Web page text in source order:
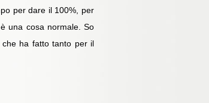
per dare il 100%, per
una cosa normale. So
ha fatto tanto per il